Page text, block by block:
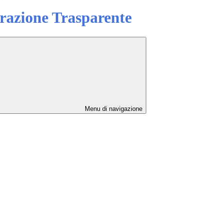
Trasparente
Menu di navigazione